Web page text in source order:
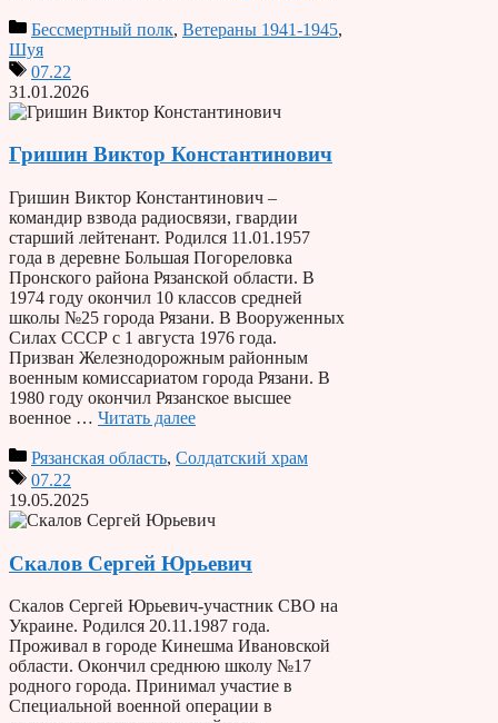
Бессмертный полк, Ветераны 1941-1945,
Шуя
07.22
31.01.2026
Гришин Виктор Константинович
Гришин Виктор Константинович –
командир взвода радиосвязи, гвардии
старший лейтенант. Родился 11.01.1957
года в деревне Большая Погореловка
Пронского района Рязанской области. В
1974 году окончил 10 классов средней
школы №25 города Рязани. В Вооруженных
Силах СССР с 1 августа 1976 года.
Призван Железнодорожным районным
военным комиссариатом города Рязани. В
1980 году окончил Рязанское высшее
военное … Читать далее
Рязанская область, Солдатский храм
07.22
19.05.2025
Скалов Сергей Юрьевич
Скалов Сергей Юрьевич-участник СВО на
Украине. Родился 20.11.1987 года.
Проживал в городе Кинешма Ивановской
области. Окончил среднюю школу №17
родного города. Принимал участие в
Специальной военной операции в